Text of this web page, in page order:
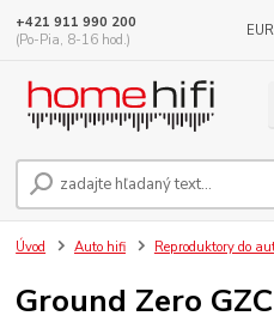
EUR
+421 911 990 200
(Po-Pia, 8-16 hod.)
Úvod Auto hifi Reproduktory do
Ground Zero